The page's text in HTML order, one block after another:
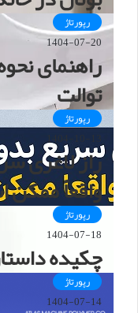
رپورتاژ
1404-07-20
راهنمای
توالت
رپورتاژ
1404-10-13
راز لاغری
واقعاً
رپورتاژ
1404-07-18
چکیده
رپورتاژ
1404-07-14